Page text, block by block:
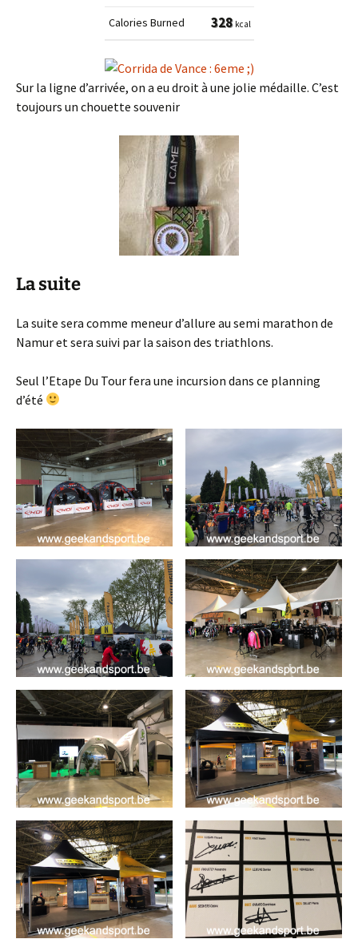
328 kcal
Sur la ligne d’arrivée, on a eu droit à une jolie médaille. C’est
toujours un chouette souvenir
La suite
La suite sera comme meneur d’allure au semi marathon de
Namur et sera suivi par la saison des triathlons.
Seul l’Etape Du Tour fera une incursion dans ce planning
d’été